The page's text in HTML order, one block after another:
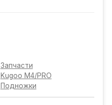
Запчасти
Kugoo M4/PRO
Подножки